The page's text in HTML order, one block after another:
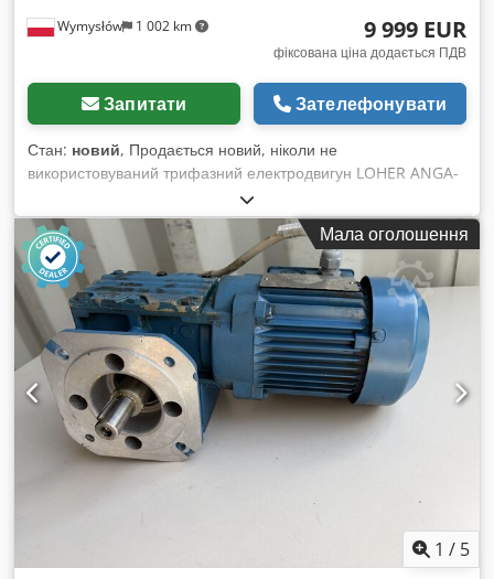
Wymysłów 1 002 km 9 999 EUR
фіксована ціна додається ПДВ
Запитати Зателефонувати
Стан: новий, Продається новий, ніколи не
використовуваний трифазний електродвигун LOHER ANGA-
355LB-04A потужністю 270 кВт. Codjzn Awxepfx Amverf
Двигун є частиною складських запасів (NOS – New Old
Stock). Він не встановлювався та не експлуатувався.
Технічний та візуальний стан дуже добрий, можуть бути
лише незначні сліди зберігання. Виготовлений у Німеччині,
вирізняється надійною, промисловою конструкцією. Чудово
підходить для приводу насосів, вентиляторів, компресорів,
дробарок, конвеєрів та іншого промислового обладнання.
Технічні характеристики: Виробник: LOHER Модель: ANGA-
355LB-04A Потужність: 270 кВт Швидкість обертання: 1490
об/хв Частота: 50 Гц Напруга: 400/690 В (Δ/Y) Діапазон
напруги: 380–420 В Δ / 655–725 В Y Коефіцієнт потужності
(cos φ): 0,85 Ступінь захисту: IP55 Клас ізоляції: F Тип
Мала оголошення
1 / 5